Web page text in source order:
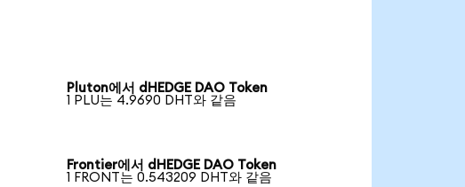
Pluton에서 dHEDGE DAO Token
1 PLU는 4.9690 DHT와 같음
Frontier에서 dHEDGE DAO Token
1 FRONT는 0.543209 DHT와 같음